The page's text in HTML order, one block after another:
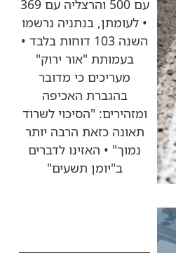
עם 500 והרצליה עם 369
• לעומתן, בנתניה נרשמו
השנה 103 דוחות בלבד •
בעמותת "אור ירוק"
מעריכים כי מדובר
בהגברת האכיפה
ומזהירים: "הסיכוי לשרוד
תאונה כזאת הרבה יותר
נמוך" • האזינו לדברים
ב"יומן תשעים"
כותרות החדשות